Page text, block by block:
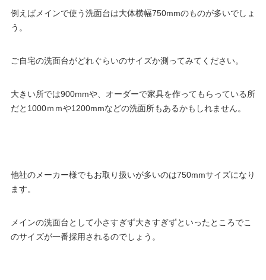
例えばメインで使う洗面台は大体横幅750mmのものが多いでしょ
う。
ご自宅の洗面台がどれぐらいのサイズか測ってみてください。
大きい所では900mmや、オーダーで家具を作ってもらっている所
だと1000ｍｍや1200mmなどの洗面所もあるかもしれません。
他社のメーカー様でもお取り扱いが多いのは750mmサイズになり
ます。
メインの洗面台として小さすぎず大きすぎずといったところでこ
のサイズが一番採用されるのでしょう。